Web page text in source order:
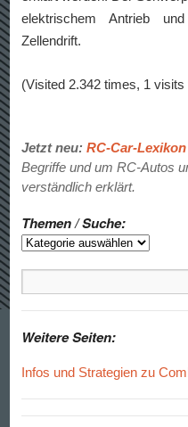
elektrischem Antrieb
Zellendrift.
(Visited 2.342 times, 1 visits
Jetzt neu: RC-Car-Lexikon
Begriffe und um RC-Autos
verständlich erklärt.
Themen / Suche:
Weitere Seiten:
Infos und Strategien zu